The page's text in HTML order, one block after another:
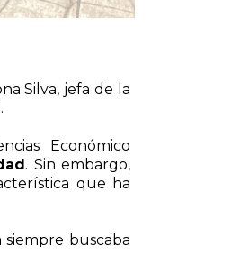
Silva, jefa de la
Económico
. Sin embargo,
que ha
buscaba